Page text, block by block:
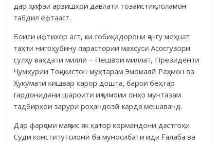
дар ҳифзи арзиш­ҳои давлати тозаистиқлоламон
табдил ёфтааст.
Боиси ифтихор аст, ки собиқадорони ҷангу меҳнат
таҳти нигоҳу­бину парастории махсуси Асосгузори
сулҳу ваҳдати миллӣ – Пешвои миллат, Президенти
Ҷумҳурии Тоҷикистон муҳтарам Эмомалӣ Раҳмон ва
Ҳуку­мати кишвар қарор дошта, барои беҳтар
гардонидани шароити иҷти­моии онҳо мунтазам
тадбирҳои зарури роҳандозӣ карда мешаванд.
Дар фарҷоми маҷлис як қатор кормандони дастгоҳи
Суди консти­тутсионӣ ба муносибати иди Ғалаба ва